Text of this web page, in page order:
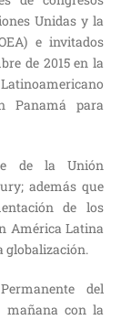
Unidas y la
e invitados
de 2015 en la
Panamá para
de la Unión
además que
de los
América Latina
globalización.
del
mañana con la